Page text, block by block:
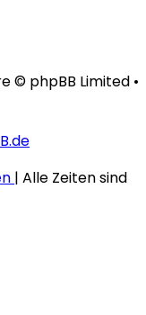
© phpBB Limited •
| Alle Zeiten sind